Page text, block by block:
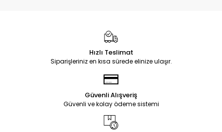
Hızlı Teslimat
Siparişleriniz en kısa sürede elinize ulaşır.
Güvenli Alışveriş
Güvenli ve kolay ödeme sistemi